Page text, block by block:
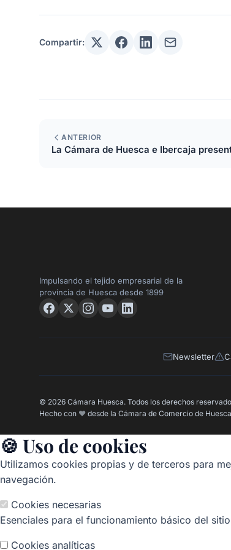
Compartir:
ANTERIOR
La Cámara de Huesca e Ibercaja
Impulsando el tejido empresarial de la
provincia de Huesca desde 1899
Newsletter
© 2026 Cámara Huesca. Todos los derechos
Hecho con ❤️ desde la Cámara de Comercio de
🍪 Uso de cookies
Utilizamos cookies propias y de terceros para
navegación.
Cookies necesarias
Esenciales para el funcionamiento básico del
Cookies analíticas